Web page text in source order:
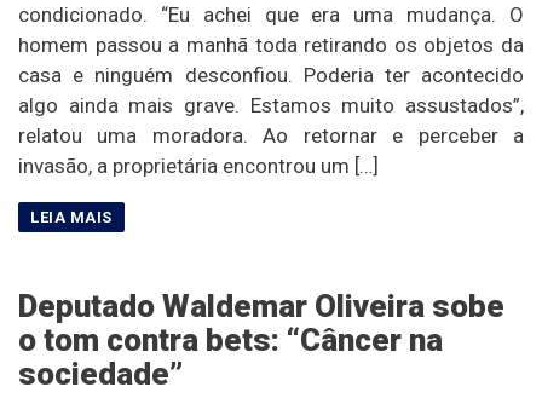
condicionado. “Eu achei que era uma mudança. O
homem passou a manhã toda retirando os objetos da
casa e ninguém desconfiou. Poderia ter acontecido
algo ainda mais grave. Estamos muito assustados”,
relatou uma moradora. Ao retornar e perceber a
invasão, a proprietária encontrou um […]
Deputado Waldemar Oliveira sobe
o tom contra bets: “Câncer na
sociedade”